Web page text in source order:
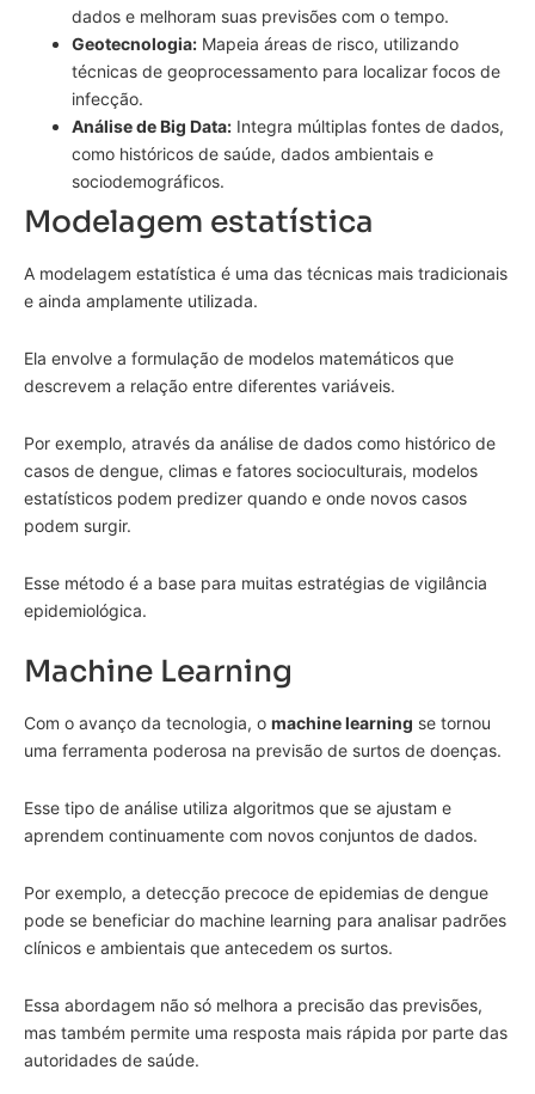
dados e melhoram suas previsões com o tempo.
Geotecnologia: Mapeia áreas de risco, utilizando
técnicas de geoprocessamento para localizar focos de
infecção.
Análise de Big Data: Integra múltiplas fontes de dados,
como históricos de saúde, dados ambientais e
sociodemográficos.
Modelagem estatística
A modelagem estatística é uma das técnicas mais tradicionais
e ainda amplamente utilizada.
Ela envolve a formulação de modelos matemáticos que
descrevem a relação entre diferentes variáveis.
Por exemplo, através da análise de dados como histórico de
casos de dengue, climas e fatores socioculturais, modelos
estatísticos podem predizer quando e onde novos casos
podem surgir.
Esse método é a base para muitas estratégias de vigilância
epidemiológica.
Machine Learning
Com o avanço da tecnologia, o machine learning se tornou
uma ferramenta poderosa na previsão de surtos de doenças.
Esse tipo de análise utiliza algoritmos que se ajustam e
aprendem continuamente com novos conjuntos de dados.
Por exemplo, a detecção precoce de epidemias de dengue
pode se beneficiar do machine learning para analisar padrões
clínicos e ambientais que antecedem os surtos.
Essa abordagem não só melhora a precisão das previsões,
mas também permite uma resposta mais rápida por parte das
autoridades de saúde.